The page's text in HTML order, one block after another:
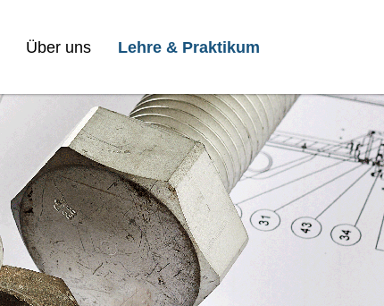
Über uns Lehre & Praktikum